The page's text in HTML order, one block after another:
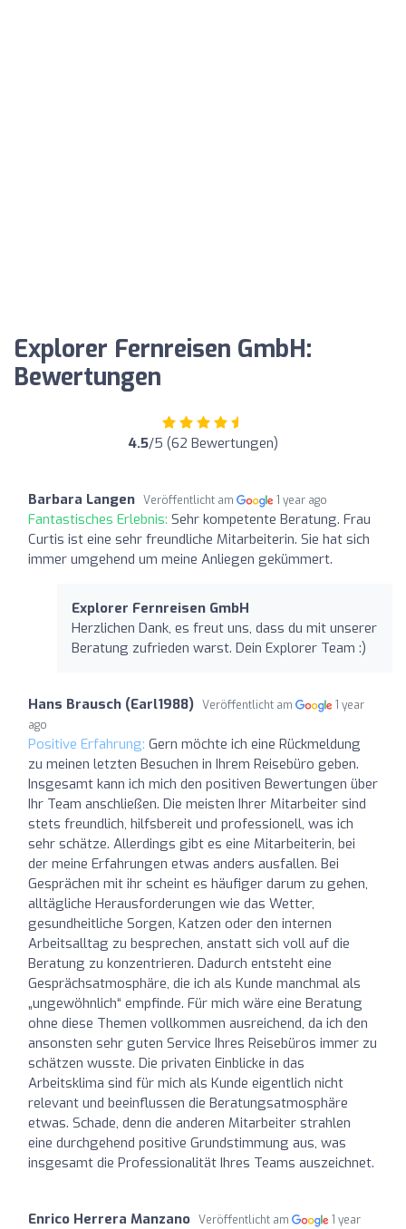
Explorer Fernreisen GmbH:
Bewertungen
4.5/5 (62 Bewertungen)
Barbara Langen Veröffentlicht am 1 year ago
Fantastisches Erlebnis: Sehr kompetente Beratung. Frau
Curtis ist eine sehr freundliche Mitarbeiterin. Sie hat sich
immer umgehend um meine Anliegen gekümmert.
Explorer Fernreisen GmbH
Herzlichen Dank, es freut uns, dass du mit unserer
Beratung zufrieden warst. Dein Explorer Team :)
Hans Brausch (Earl1988) Veröffentlicht am
1 year
ago
Positive Erfahrung: Gern möchte ich eine Rückmeldung
zu meinen letzten Besuchen in Ihrem Reisebüro geben.
Insgesamt kann ich mich den positiven Bewertungen über
Ihr Team anschließen. Die meisten Ihrer Mitarbeiter sind
stets freundlich, hilfsbereit und professionell, was ich
sehr schätze. Allerdings gibt es eine Mitarbeiterin, bei
der meine Erfahrungen etwas anders ausfallen. Bei
Gesprächen mit ihr scheint es häufiger darum zu gehen,
alltägliche Herausforderungen wie das Wetter,
gesundheitliche Sorgen, Katzen oder den internen
Arbeitsalltag zu besprechen, anstatt sich voll auf die
Beratung zu konzentrieren. Dadurch entsteht eine
Gesprächsatmosphäre, die ich als Kunde manchmal als
„ungewöhnlich“ empfinde. Für mich wäre eine Beratung
ohne diese Themen vollkommen ausreichend, da ich den
ansonsten sehr guten Service Ihres Reisebüros immer zu
schätzen wusste. Die privaten Einblicke in das
Arbeitsklima sind für mich als Kunde eigentlich nicht
relevant und beeinflussen die Beratungsatmosphäre
etwas. Schade, denn die anderen Mitarbeiter strahlen
eine durchgehend positive Grundstimmung aus, was
insgesamt die Professionalität Ihres Teams auszeichnet.
Enrico Herrera Manzano Veröffentlicht am
1 year